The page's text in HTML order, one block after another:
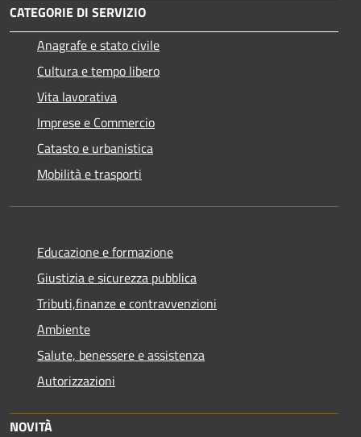
CATEGORIE DI SERVIZIO
Anagrafe e stato civile
Cultura e tempo libero
Vita lavorativa
Imprese e Commercio
Catasto e urbanistica
Mobilità e trasporti
Educazione e formazione
Giustizia e sicurezza pubblica
Tributi,finanze e contravvenzioni
Ambiente
Salute, benessere e assistenza
Autorizzazioni
NOVITÀ